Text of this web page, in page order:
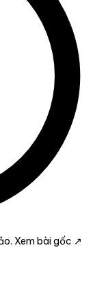
Xem bài gốc ↗